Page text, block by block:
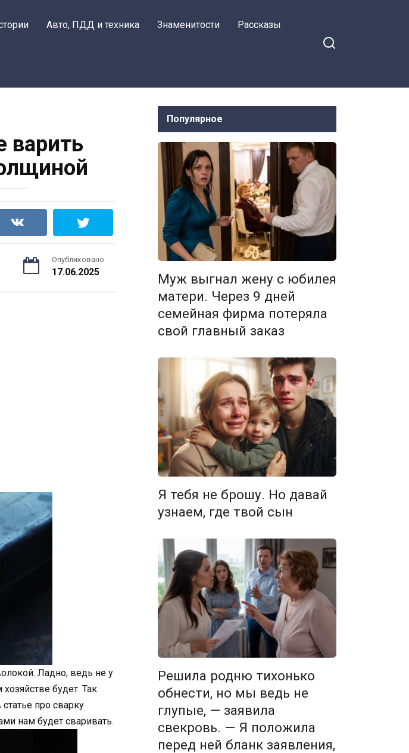
Авто, ПДД и техника Знаменитости Рассказы
варить
Опубликовано
17.06.2025
Ладно, ведь не у
будет. Так
про сварку
нам будет сваривать.
Популярное
Муж выгнал жену с юбилея
матери. Через 9 дней
семейная фирма потеряла
свой главный заказ
Я тебя не брошу. Но давай
узнаем, где твой сын
Решила родню тихонько
обнести, но мы ведь не
глупые, — заявила
свекровь. — Я положила
перед ней бланк заявления,